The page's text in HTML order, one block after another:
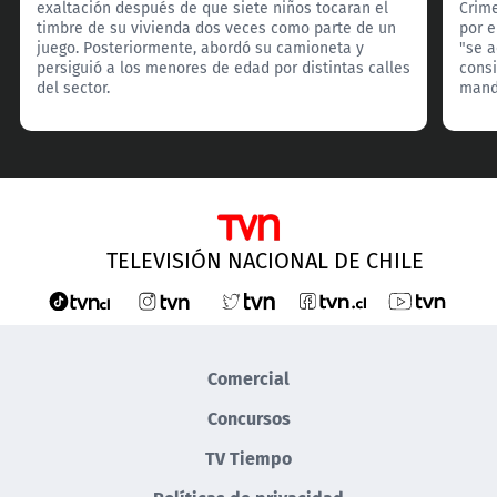
exaltación después de que siete niños tocaran el
timbre de su vivienda dos veces como parte de un
juego. Posteriormente, abordó su camioneta y
persiguió a los menores de edad por distintas calles
del sector.
por
"se
TELEVISIÓN NACIONAL DE CHILE
Comercial
Concursos
TV Tiempo